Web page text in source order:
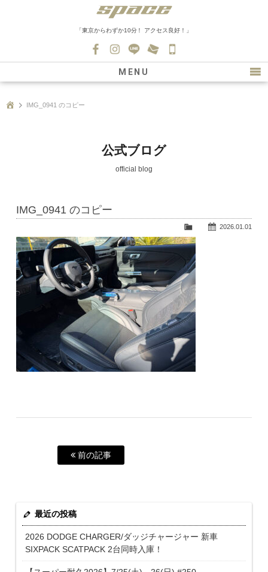
「東京からわずか10分！ アクセス良好！」
0139
MENU
新車情報
在庫車情報
会社紹介
スタッフ募集
IMG_0941 のコピー
公式ブログ
official blog
IMG_0941 のコピー
2026.01.01
前の記事
最近の投稿
2026 DODGE CHARGER/ダッジチャージャー 新車
SIXPACK SCATPACK 2台同時入庫！